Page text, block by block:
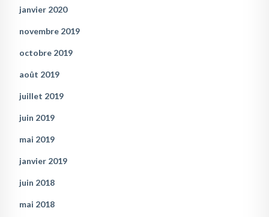
janvier 2020
novembre 2019
octobre 2019
août 2019
juillet 2019
juin 2019
mai 2019
janvier 2019
juin 2018
mai 2018